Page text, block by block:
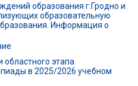
образования г.Гродно и
образовательную
Информация о
этапа
в 2025/2026 учебном